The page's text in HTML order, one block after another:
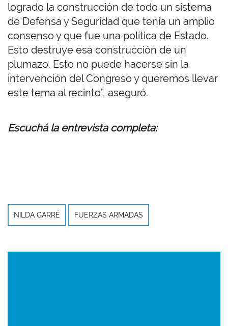
logrado la construcción de todo un sistema
de Defensa y Seguridad que tenía un amplio
consenso y que fue una política de Estado.
Esto destruye esa construcción de un
plumazo. Esto no puede hacerse sin la
intervención del Congreso y queremos llevar
este tema al recinto”, aseguró.
Escuchá la entrevista completa:
NILDA GARRÉ FUERZAS ARMADAS